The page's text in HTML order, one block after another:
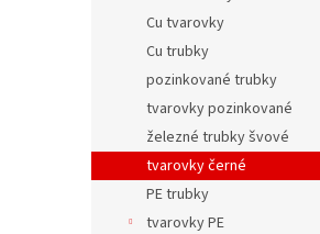
Cu tvarovky
Cu trubky
pozinkované trubky
tvarovky pozinkované
železné trubky švové
tvarovky černé
PE trubky
tvarovky PE